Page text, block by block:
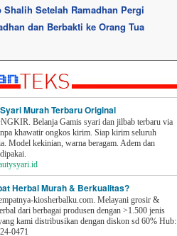
Shalih Setelah Ramadhan Pergi
dan Berbakti ke Orang Tua
Murah Terbaru Original
Belanja Gamis syari dan jilbab terbaru via
khawatir ongkos kirim. Siap kirim seluruh
Model kekinian, warna beragam. Adem dan
Herbal Murah & Berkualitas?
kiosherbalku.com. Melayani grosir &
dari berbagai produsen dengan >1.500 jenis
kami distribusikan dengan diskon sd 60% Hub:
0471